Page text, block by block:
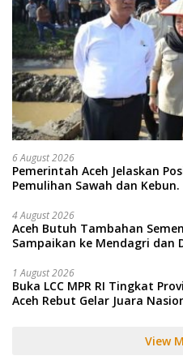
6 August 2026
Pemerintah Aceh Jelaskan
Pemulihan Sawah dan Kebun.
4 August 2026
Aceh Butuh Tambahan
Sampaikan ke Mendagri dan
1 August 2026
Buka LCC MPR RI Tingkat
Aceh Rebut Gelar Juara
View